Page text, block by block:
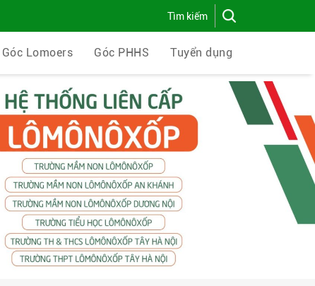
Góc Lomoers Góc PHHS Tuyển dụng